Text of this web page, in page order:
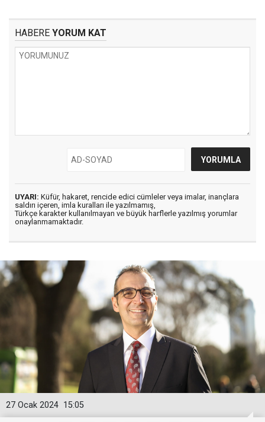
HABERE YORUM KAT
UYARI: Küfür, hakaret, rencide edici cümleler veya imalar, inançlara
saldırı içeren, imla kuralları ile yazılmamış,
Türkçe karakter kullanılmayan ve büyük harflerle yazılmış yorumlar
onaylanmamaktadır.
15:05
27 Ocak 2024